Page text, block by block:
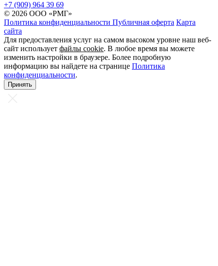
+7 (909) 964 39 69
© 2026 ООО «РМГ»
Политика конфиденциальности Публичная оферта Карта
сайта
Для предоставления услуг на самом высоком уровне наш веб-
сайт использует файлы cookie. В любое время вы можете
изменить настройки в браузере. Более подробную
информацию вы найдете на странице Политика
конфиденциальности.
Принять